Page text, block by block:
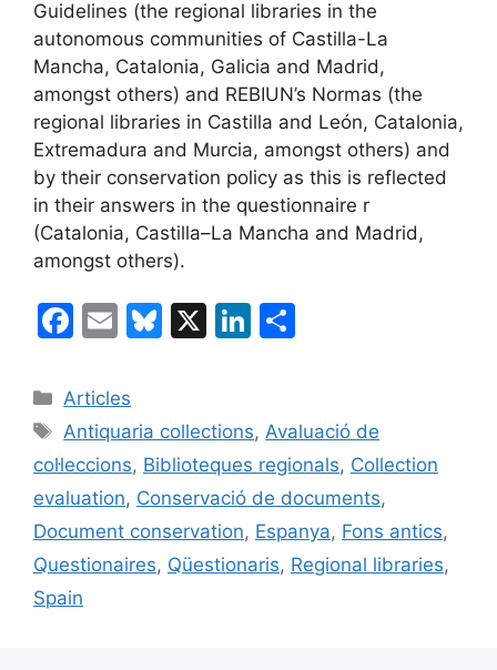
Guidelines (the regional libraries in the
autonomous communities of Castilla-La
Mancha, Catalonia, Galicia and Madrid,
amongst others) and REBIUN’s Normas (the
regional libraries in Castilla and León, Catalonia,
Extremadura and Murcia, amongst others) and
by their conservation policy as this is reflected
in their answers in the questionnaire r
(Catalonia, Castilla–La Mancha and Madrid,
amongst others).
F
c
e
b
o
o
k
E
ai
l
Bl
s
k
y
X
Li
e
dI
n
p
ar
te
ix
Categories
Articles
Etiquetes
Antiquaria collections,Avaluació de
col·leccions, Biblioteques regionals, Collection
evaluation, Conservació de documents,
Document conservation, Espanya, Fons antics,
Questionaires, Qüestionaris, Regional libraries,
Spain